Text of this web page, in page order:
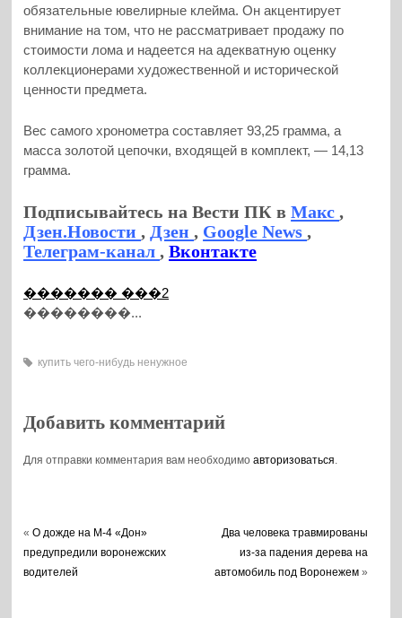
обязательные ювелирные клейма. Он акцентирует
внимание на том, что не рассматривает продажу по
стоимости лома и надеется на адекватную оценку
коллекционерами художественной и исторической
ценности предмета.
Вес самого хронометра составляет 93,25 грамма, а
масса золотой цепочки, входящей в комплект, — 14,13
грамма.
Подписывайтесь на Вести ПК вМакс,
Дзен.Новости,Дзен, Google News,
Телеграм-канал,Вконтакте
������� ���2
��������...
купить чего-нибудь ненужное
Добавить комментарий
Для отправки комментария вам необходимоавторизоваться
«О дожде на М-4 «Дон»
предупредили воронежских
водителей
Два человека травмированы
из-за падения дерева на
автомобиль под Воронежем »